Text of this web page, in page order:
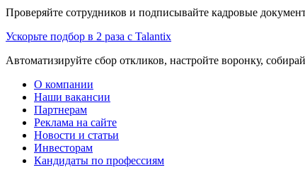
Проверяйте сотрудников и подписывайте кадровые
Ускорьте подбор в 2 раза с Talantix
Автоматизируйте сбор откликов, настройте воронку,
О компании
Наши вакансии
Партнерам
Реклама на сайте
Новости и статьи
Инвесторам
Кандидаты по профессиям